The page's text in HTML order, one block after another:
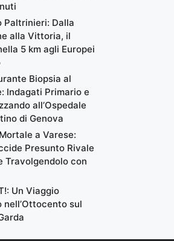
Paltrinieri: Dalla
alla Vittoria, il
5 km agli Europei
Biopsia al
Indagati Primario e
all’Ospedale
di Genova
a Varese:
Presunto Rivale
Travolgendolo con
Un Viaggio
sul